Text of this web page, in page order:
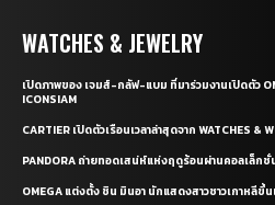
WATCHES & JEWELRY
เปิดภาพของ เจมส์-กลัฟ-แบม ที่มาร่วมงานเปิดตัว
ICONSIAM
CARTIER เปิดตัวเรือนเวลาล่าสุดจาก WATCHES &
PANDORA ถ่ายทอดเสน่ห์แห่งฤดูร้อนผ่านคอลเล็กชั่น
OMEGA แต่งตั้ง ชิน มินอา นักแสดงสาวชาวเกาหลี